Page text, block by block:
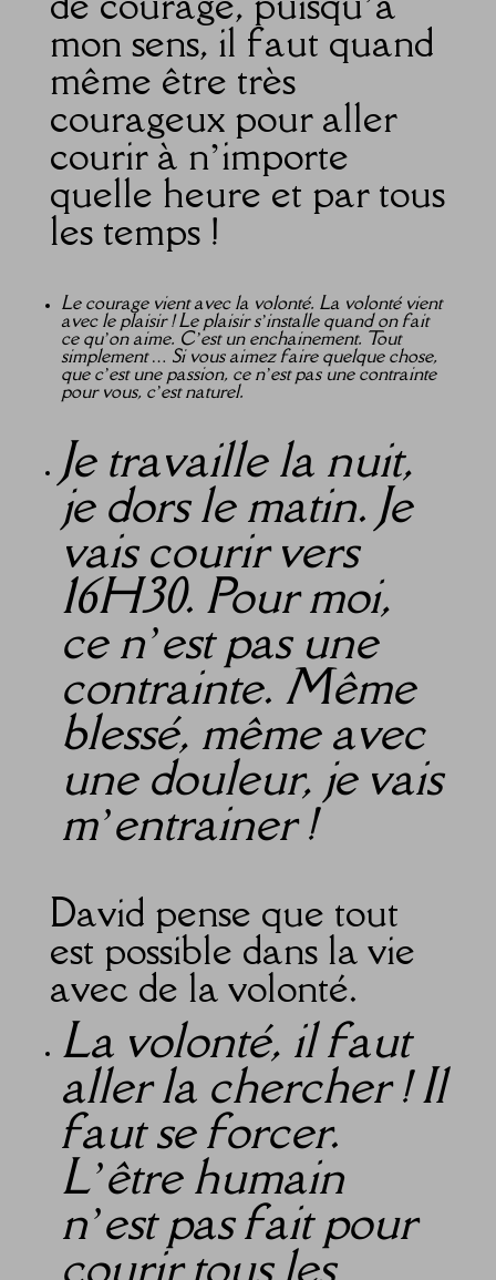
mon sens, il faut quand
même être très
courageux pour aller
courir à n’importe
quelle heure et par tous
les temps !
Le courage vient avec la volonté. La volonté vient
avec le plaisir ! Le plaisir s’installe quand on fait
ce qu’on aime. C’est un enchainement. Tout
simplement … Si vous aimez faire quelque chose,
que c’est une passion, ce n’est pas une contrainte
pour vous, c’est naturel.
Je travaille la nuit,
je dors le matin. Je
vais courir vers
16H30. Pour moi,
ce n’est pas une
contrainte. Même
blessé, même avec
une douleur, je vais
m’entrainer !
David pense que tout
est possible dans la vie
avec de la volonté.
La volonté, il faut
aller la chercher ! Il
faut se forcer.
L’être humain
n’est pas fait pour
courir tous les